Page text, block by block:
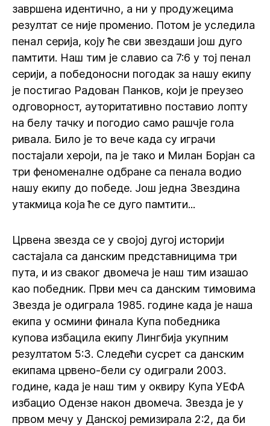
завршена идентично, а ни у продужецима
резултат се није променио. Потом је уследила
пенал серија, коју ће сви звездаши још дуго
памтити. Наш тим је славио са 7:6 у тој пенал
серији, а победоносни погодак за нашу екипу
је постигао Радован Панков, који је преузео
одговорност, ауторитативно поставио лопту
на белу тачку и погодио само рашчје гола
ривала. Било је то вече када су играчи
постајали хероји, па је тако и Милан Борјан са
три феноменалне одбране са пенала водио
нашу екипу до победе. Још једна Звездина
утакмица која ће се дуго памтити...
Црвена звезда се у својој дугој историји
састајала са данским представницима три
пута, и из сваког двомеча је наш тим изашао
као победник. Први меч са данским тимовима
Звезда је одиграла 1985. године када је наша
екипа у осмини финала Купа победника
купова избацила екипу Лингбија укупним
резултатом 5:3. Следећи сусрет са данским
екипама црвено-бели су одиграли 2003.
године, када је наш тим у оквиру Купа УЕФА
избацио Одензе након двомеча. Звезда је у
првом мечу у Данској ремизирала 2:2, да би